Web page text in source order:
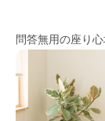
問答無用の座り